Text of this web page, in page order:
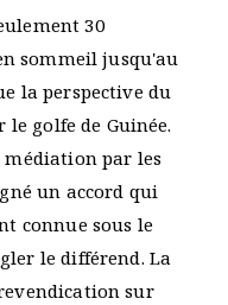
30
sommeil jusqu'au
la perspective du
golfe de Guinée.
médiation par les
un accord qui
connue sous le
le différend. La
sur